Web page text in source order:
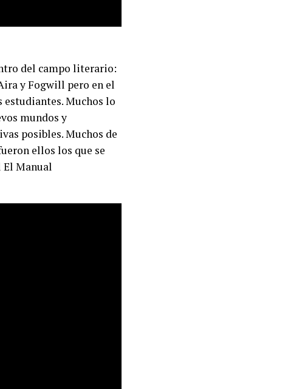
del campo literario:
y Fogwill pero en el
estudiantes. Muchos lo
mundos y
posibles. Muchos de
ellos los que se
Manual